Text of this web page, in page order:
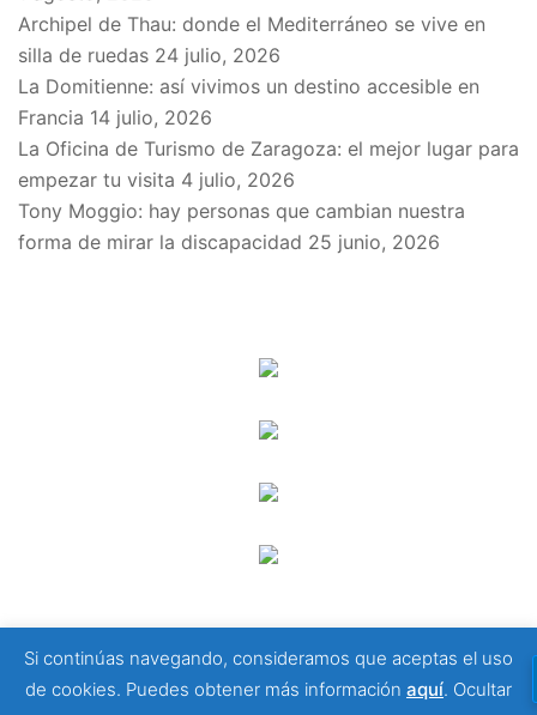
Archipel de Thau: donde el Mediterráneo se vive en
silla de ruedas 24 julio, 2026
La Domitienne: así vivimos un destino accesible en
Francia 14 julio, 2026
La Oficina de Turismo de Zaragoza: el mejor lugar para
empezar tu visita 4 julio, 2026
Tony Moggio: hay personas que cambian nuestra
forma de mirar la discapacidad 25 junio, 2026
© 2026 Viajeros Sin Límite -. Funciona gracias a
Si continúas navegando, consideramos que aceptas el uso
de cookies. Puedes obtener más información aquí. Ocultar